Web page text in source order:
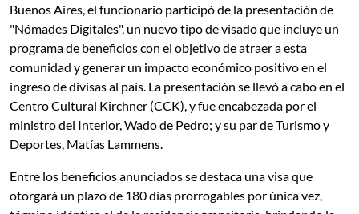
Buenos Aires, el funcionario participó de la presentación de
"Nómades Digitales", un nuevo tipo de visado que incluye un
programa de beneficios con el objetivo de atraer a esta
comunidad y generar un impacto económico positivo en el
ingreso de divisas al país. La presentación se llevó a cabo en el
Centro Cultural Kirchner (CCK), y fue encabezada por el
ministro del Interior, Wado de Pedro; y su par de Turismo y
Deportes, Matías Lammens.
Entre los beneficios anunciados se destaca una visa que
otorgará un plazo de 180 días prorrogables por única vez,